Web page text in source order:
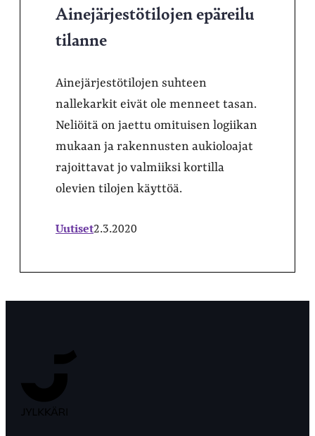
Ainejärjestötilojen epäreilu
tilanne
Ainejärjestötilojen suhteen
nallekarkit eivät ole menneet tasan.
Neliöitä on jaettu omituisen logiikan
mukaan ja rakennusten aukioloajat
rajoittavat jo valmiiksi kortilla
olevien tilojen käyttöä.
Uutiset2.3.2020